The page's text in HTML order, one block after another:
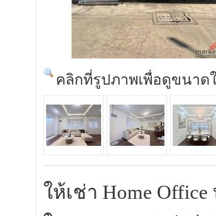
คลิกที่รูปภาพเพื่อดูขนาด
ให้เช่า Home